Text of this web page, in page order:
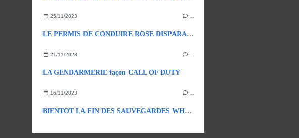
25/11/2023
LE PERMIS DE CONDUIRE ROSE DISPARAIT EN 2033.
21/11/2023
LA GENDARMERIE façon CALL OF DUTY
16/11/2023
BIENTOT LA FIN DES SAUVEGARDES WHATSAPP